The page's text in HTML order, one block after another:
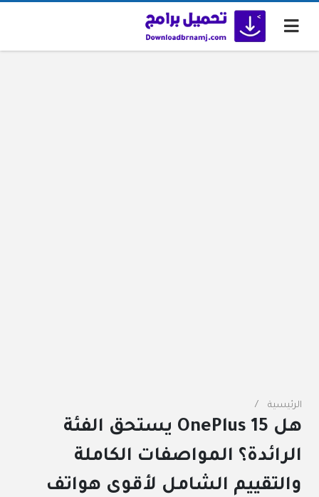
الرئيسية
هل OnePlus 15 يستحق الفئة
الرائدة؟ المواصفات الكاملة
والتقييم الشامل لأقوى هواتف